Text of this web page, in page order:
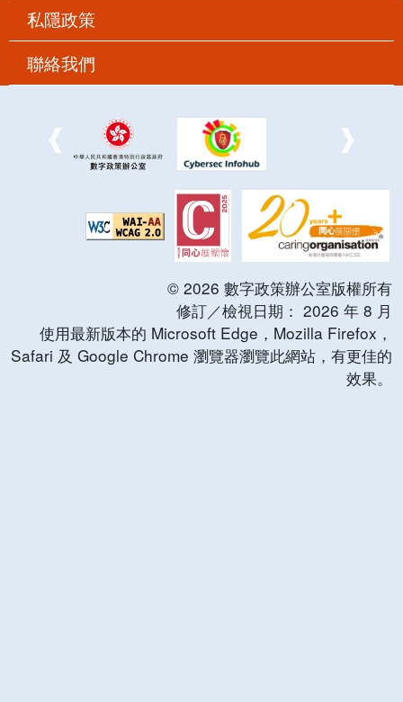
私隱政策
聯絡我們
© 2026 數字政策辦公室版權所有
修訂／檢視日期： 2026 年 8 月
使用最新版本的 Microsoft Edge，Mozilla Firefox，
Safari 及 Google Chrome 瀏覽器瀏覽此網站，有更佳的
效果。